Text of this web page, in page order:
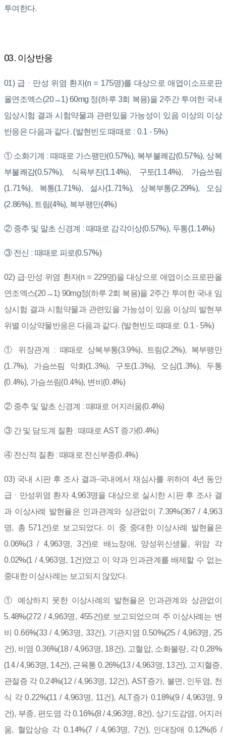
투여한다.
03. 이상반응
01) 급ㆍ만성 위염 환자(n = 175명)를 대상으로 애엽이소프로판
올연조엑스(20→1) 60mg 정(하루 3회 복용)을 2주간 투여한 국내
임상시험 결과 시험약물과 관련있을 가능성이 있음 이상의 이상
반응은 다음과 같다. (발현빈도 때때로 : 0.1 - 5%)
① 소화기계 : 때때로 가스팽만(0.57%), 복부불쾌감(0.57%), 상복
부불쾌감(0.57%), 식욕부진(1.14%), 구토(1.14%), 가슴쓰림
(1.71%), 복통(1.71%), 설사(1.71%), 상복부통(2.29%), 오심
(2.86%), 트림(4%), 복부팽만(4%)
② 중추 및 말초 신경계 : 때때로 감각이상(0.57%), 두통(1.14%)
③ 전신 : 때때로 피로(0.57%)
02) 급·만성 위염 환자(n = 229명)을 대상으로 애엽이소프로판올
연조엑스(20→1) 90mg정(하루 2회 복용)을 2주간 투여한 국내 임
상시험 결과 시험약물과 관련있을 가능성이 있음 이상의 발현부
위별 이상약물반응은 다음과 같다. (발현빈도 때때로: 0.1 - 5%)
① 위장관계 : 때때로 상복부통(3.9%), 트림(2.2%), 복부팽만
(1.7%), 가슴쓰림 악화(1.3%), 구토(1.3%), 오심(1.3%), 두통
(0.4%), 가슴쓰림(0.4%), 변비(0.4%)
② 중추 및 말초 신경계 : 때때로 어지러움(0.4%)
③ 간 및 담도계 질환 : 때때로 AST 증가(0.4%)
④ 전신적 질환 : 때때로 전신부종(0.4%)
03) 국내 시판 후 조사 결과-국내에서 재심사를 위하여 4년 동안
급ㆍ만성위염 환자 4,963명을 대상으로 실시한 시판 후 조사 결
과 이상사례 발현율은 인과관계와 상관없이 7.39%(367 / 4,963
명, 총 571건)로 보고되었다. 이 중 중대한 이상사례 발현율은
0.06%(3 / 4,963명, 3건)로 배뇨장애, 양성위신생물, 위암 각
0.02%(1 / 4,963명, 1건)였고 이 약과 인과관계를 배제할 수 없는
중대한 이상사례는 보고되지 않았다.
① 예상하지 못한 이상사례의 발현율은 인과관계와 상관없이
5.48%(272 / 4,963명, 455건)로 보고되었으며 주 이상사례는 변
비 0.66%(33 / 4,963명, 33건), 기관지염 0.50%(25 / 4,963명, 25
건), 비염 0.36%(18 / 4,963명, 18건), 고혈압, 소화불량, 각 0.28%
(14 / 4,963명, 14건), 근육통 0.26%(13 / 4,963명, 13건), 고지혈증,
관절증 각 0.24%(12 / 4,963명, 12건), AST증가, 불면, 인두염, 천
식 각 0.22%(11 / 4,963명, 11건), ALT증가 0.18%(9 / 4,963명, 9
건), 부종, 편도염 각 0.16%(8 / 4,963명, 8건), 상기도감염, 어지러
움, 혈압상승 각 0.14%(7 / 4,963명, 7건), 인대장애 0.12%(6 /